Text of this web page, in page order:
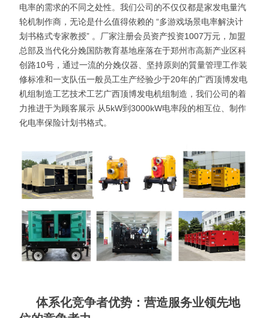
电率的需求的不同之处性。我们公司的不仅仅都是家发电量汽
轮机制作商，无论是什么值得依赖的 “多游戏场景电率解決计
划书格式专家教授” 。厂家注册会员资产投资1007万元，加盟
总部及当代化分娩国防教育基地座落在于郑州市高新产业区科
创路10号，通过一流的分娩仪器、坚持原则的質量管理工作装
修标准和一支队伍一般员工生产经验少于20年的广西顶博发电
机组制造工艺技术工艺广西顶博发电机组制造，我们公司的着
力推进于为顾客展示 从5kW到3000kW电率段的相互位、制作
化电率保险计划书格式。
体系化竞争者优势：营造服务业领先地